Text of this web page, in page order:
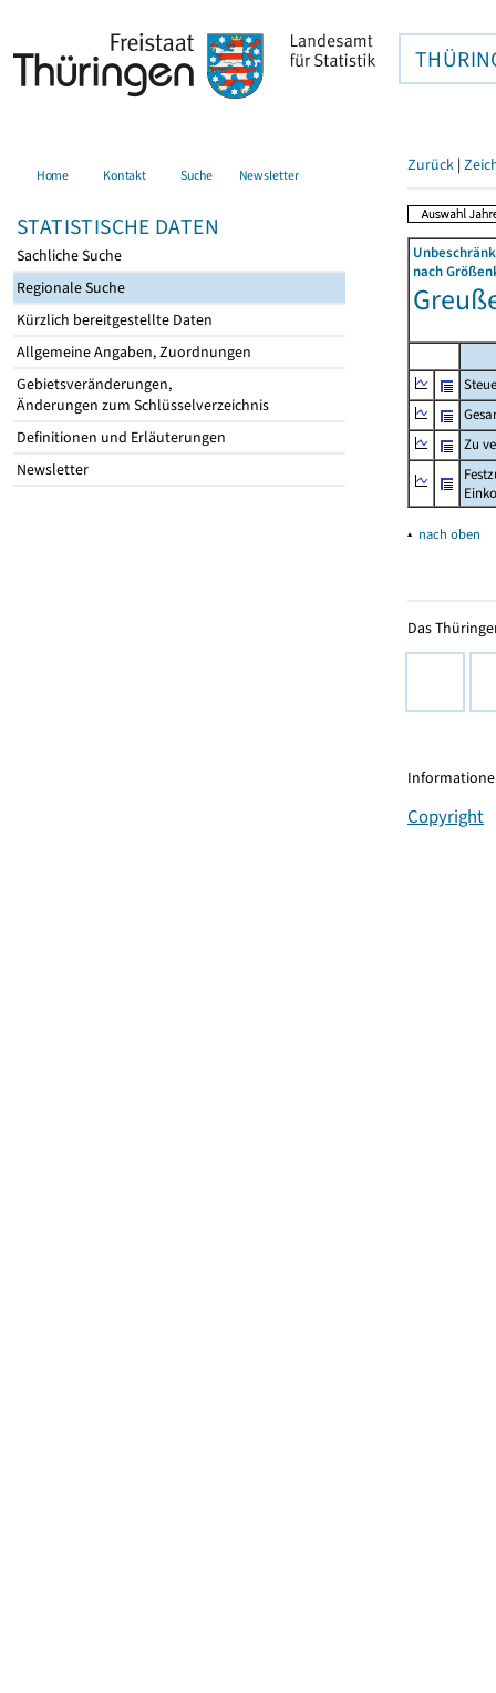
Home Kontakt Suche Newsletter
STATISTISCHE DATEN
Sachliche Suche
Regionale Suche
Kürzlich bereitgestellte Daten
Allgemeine Angaben, Zuordnungen
Gebietsveränderungen,
Änderungen zum Schlüsselverzeichnis
Definitionen und Erläuterungen
Newsletter
Zurück |
nach
Zu
▴ nach oben
Das
Copyright